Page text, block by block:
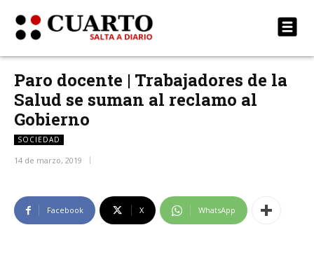
Paro docente | Trabajadores de la
Salud se suman al reclamo al
Gobierno
SOCIEDAD
14 de marzo, 2019
Facebook X WhatsApp